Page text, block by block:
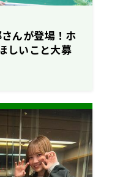
んが登場！ホ
しいこと大募